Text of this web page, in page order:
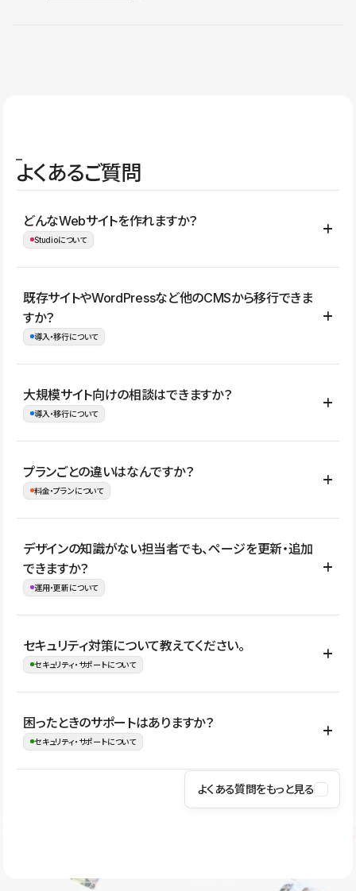
よくあるご質問
どんなWebサイトを作れますか？
Studioについて
コーポレートサイト、サービスサイト、LP、採用サイト、ブロ
グ・メディア、イベントサイト、店舗・商品紹介サイト、ポートフ
ォリオなど幅広く制作できます。
既存サイトやWordPressなど他のCMSから移行できま
すか？
導入・移行について
はい。既存サイトの構成やコンテンツ、URLを整理したうえで、
Studio上に再構築する形で移行できます。 WordPressの場合は、
イト全体のデザインや設定がそのまま移行されるわけではないた
め、移行後にページ構成やデザイン、CMS設計、URL・リダイレク
大規模サイト向けの相談はできますか？
導入・移行について
はい。アクセス規模が大きいサイトや、複数部門での運用、権限管
理、セキュリティ確認、既存システムとの連携など、個別の要件が
ない段階でも、お問い合わせください。
お問合せはこちら
プランごとの違いはなんですか？
料金・プランについて
公開ページ数、バージョン履歴の期間、CMS利用数の上限、権限
管理の有無などがプランごとに異なります。詳しくは料金プランペ
ージをご覧ください。
デザインの知識がない担当者でも、ページを更新・追加
できますか？
運用・更新について
はい。CMSやコンポーネントを活用して更新範囲を設計しておく
ことで、デザインを崩しにくい状態で運用できます。 さらにコン
ながらレイアウトに影響を与えずに更新作業を進めやすくなりま
す。
セキュリティ対策について教えてください。
セキュリティ・サポートについて
Studioでは、公開サイトやサービスを安全に利用できるよう、通信
の暗号化、データ保護、アクセス管理、脆弱性対策など、複数の観
はSSL/TLSによる通信暗号化に対応しており、悪質なスクリプトの
困ったときのサポートはありますか？
セキュリティ・サポートについて
操作方法や機能については、ヘルプセンターでご確認いただけま
ユーザー同士で質問・相談できるコミュニティもご利用ください。
よくある質問をもっと見る